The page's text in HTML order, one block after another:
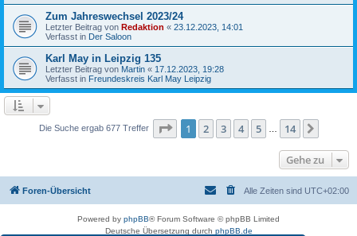
Zum Jahreswechsel 2023/24
Letzter Beitrag von Redaktion « 23.12.2023, 14:01
Verfasst in Der Saloon
Karl May in Leipzig 135
Letzter Beitrag von Martin « 17.12.2023, 19:28
Verfasst in Freundeskreis Karl May Leipzig
Die Suche ergab 677 Treffer Seite 1von 14
1 2 3 4 5 14
Gehe zu
Foren-Übersicht Alle Zeiten sind UTC+02:00
Powered by phpBB® Forum Software © phpBB Limited
Deutsche Übersetzung durch phpBB.de